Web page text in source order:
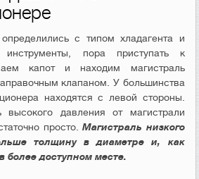
с типом хладагента и
пора приступать к
капот и находим магистраль
клапаном. У большинства
находятся с левой стороны.
высокого давления от магистрали
просто.Магистраль низкого
толщину в диаметре и, как
более доступном месте.